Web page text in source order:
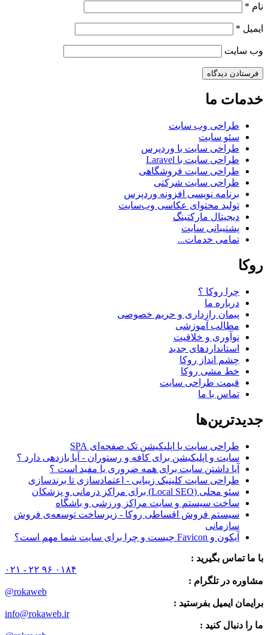
نام *
ایمیل *
وب‌ سایت
خدمات ما
طراحی وب سایت
سئو سایت
طراحی سایت با وردپرس
طراحی سایت با Laravel
طراحی سایت فروشگاهی
طراحی سایت شرکتی
برنامه نویسی افزونه وردپرس
تولید محتوای عکاسی وب‌سایت
دیجیتال مارکتینگ
پشتیبانی سایت
تمامی خدمات...
روکا
چرا روکا ؟
درباره ما
پیمان رازداری و حریم خصوصی
مطالب آموزشی
نوآوری و خلاقیت
استانداردهای جدید
چشم انداز روکا
خط مشی روکا
قیمت طراحی سایت
تماس با ما
جدیدترین‌ها
طراحی سایت یا اپلیکیشن تک صفحه‌ای SPA
سایت و اپلیکیشن برای کافه و رستوران - آیا بازدهی دارد ؟
آیا داشتن سایت برای همه ضروری یا مفید است ؟
طراحی سایت کلینیک زیبایی - اعتمادسازی تا برندسازی
سئو محلی (Local SEO) برای مراکز درمانی و پزشکان
ساخت سیستم و سایت مراکز ورزشی و باشگاه
سیستم فروش اقساطی روکا - زیرساخت توسعه‌ی فروش
سازمانی
آیکون و Favicon چیست و چرا برای سایت شما مهم است؟
با ما تماس بگیرید :
۰۲۱ - ۲۲ ۹۶ ۰۱۸۴
مشاوره در تلگرام :
@rokaweb
برایمان ایمیل بفرستید :
info@rokaweb.ir
ما را دنبال کنید :